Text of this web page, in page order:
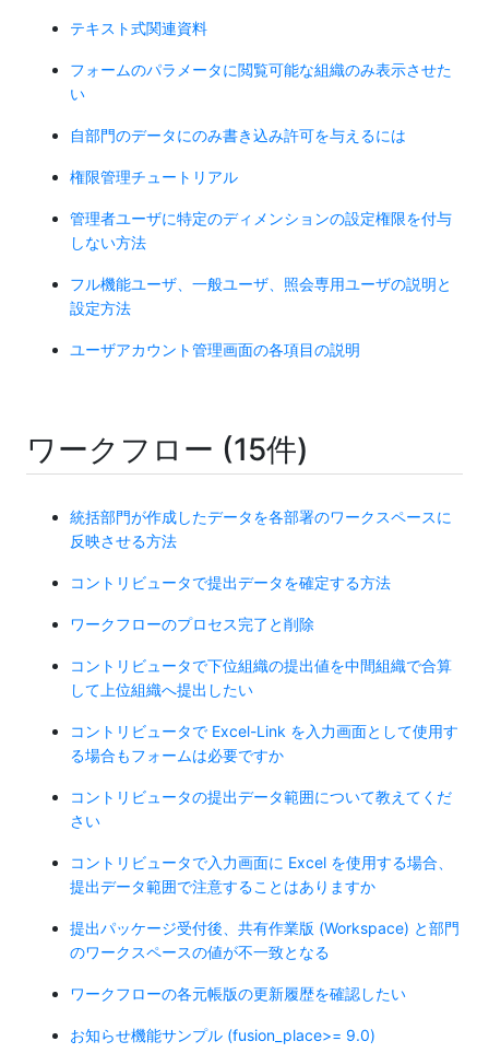
テキスト式関連資料
フォームのパラメータに閲覧可能な組織のみ表示させた
い
自部門のデータにのみ書き込み許可を与えるには
権限管理チュートリアル
管理者ユーザに特定のディメンションの設定権限を付与
しない方法
フル機能ユーザ、一般ユーザ、照会専用ユーザの説明と
設定方法
ユーザアカウント管理画面の各項目の説明
ワークフロー (15件)
統括部門が作成したデータを各部署のワークスペースに
反映させる方法
コントリビュータで提出データを確定する方法
ワークフローのプロセス完了と削除
コントリビュータで下位組織の提出値を中間組織で合算
して上位組織へ提出したい
コントリビュータで Excel-Link を入力画面として使用す
る場合もフォームは必要ですか
コントリビュータの提出データ範囲について教えてくだ
さい
コントリビュータで入力画面に Excel を使用する場合、
提出データ範囲で注意することはありますか
提出パッケージ受付後、共有作業版 (Workspace) と部門
のワークスペースの値が不一致となる
ワークフローの各元帳版の更新履歴を確認したい
お知らせ機能サンプル (fusion_place>= 9.0)